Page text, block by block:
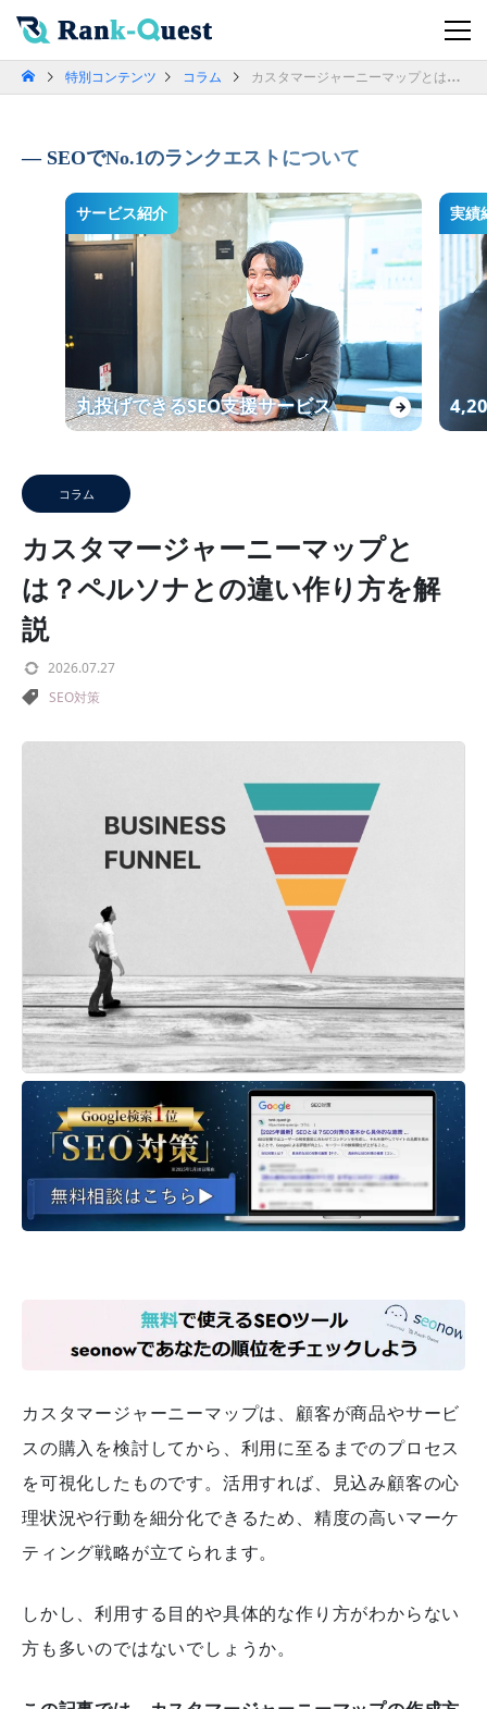
特別コンテンツ コラム カスタマージャーニーマップとは？ペルソナとの違い作り方を解説
SEOでNo.1のランクエストについて
サービス紹介
丸投げできるSEO支援サービス →
実績
コラム
カスタマージャーニーマップと
は？ペルソナとの違い作り方を解
説
2026.07.27
SEO対策
カスタマージャーニーマップは、顧客が商品やサービ
スの購入を検討してから、利用に至るまでのプロセス
を可視化したものです。 活用すれば、見込み顧客の心
理状況や行動を細分化できるため、精度の高いマーケ
ティング戦略が立てられます。
しかし、利用する目的や具体的な作り方がわからない
方も多いのではないでしょうか。